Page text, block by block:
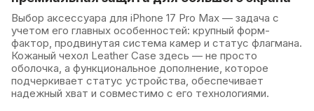
Выбор аксессуара для iPhone 17 Pro Max — задача с
учетом его главных особенностей: крупный форм-
фактор, продвинутая система камер и статус флагмана.
Кожаный чехол Leather Case здесь — не просто
оболочка, а функциональное дополнение, которое
подчеркивает статус устройства, обеспечивает
надежный хват и совместимо с его технологиями.